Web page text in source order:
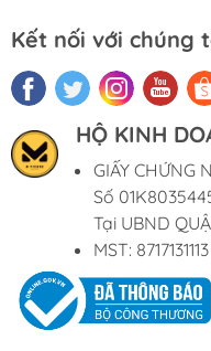
Kết nối với chúng
HỘ KINH
GIẤY CHỨNG
Số
Tại UBND
MST: 8717131113